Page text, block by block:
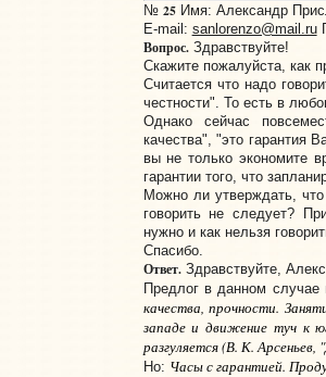
№ 25Имя: Александр
E-mail: sanlorenzo@mail.ru
Вопрос.Здравствуйте!
Скажите пожалуйста, как
Считается что надо
честности". То есть в
Однако сейчас
качества", "это гарантия
вы не только экономите
гарантии того, что
Можно ли утверждать,
говорить не следует?
нужно и как нельзя
Спасибо.
Ответ.Здравствуйте,
Предлог в данном
качества, прочности.
западе и движение туч к
разгуляется (В. К. Арсеньев,
Но: Часы с гарантией.